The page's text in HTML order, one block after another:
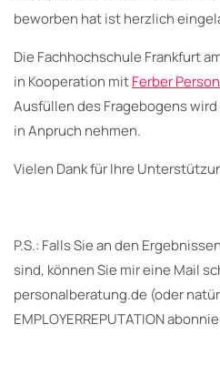
beworben hat ist herzlich
Die Fachhochschule Frankfurt
in Kooperation mitFerber
Ausfüllen des Fragebogens
in Anpruch nehmen.
Vielen Dank für Ihre
P.S.: Falls Sie an den
sind, können Sie mir eine Mail
personalberatung.de (oder
EMPLOYERREPUTATION